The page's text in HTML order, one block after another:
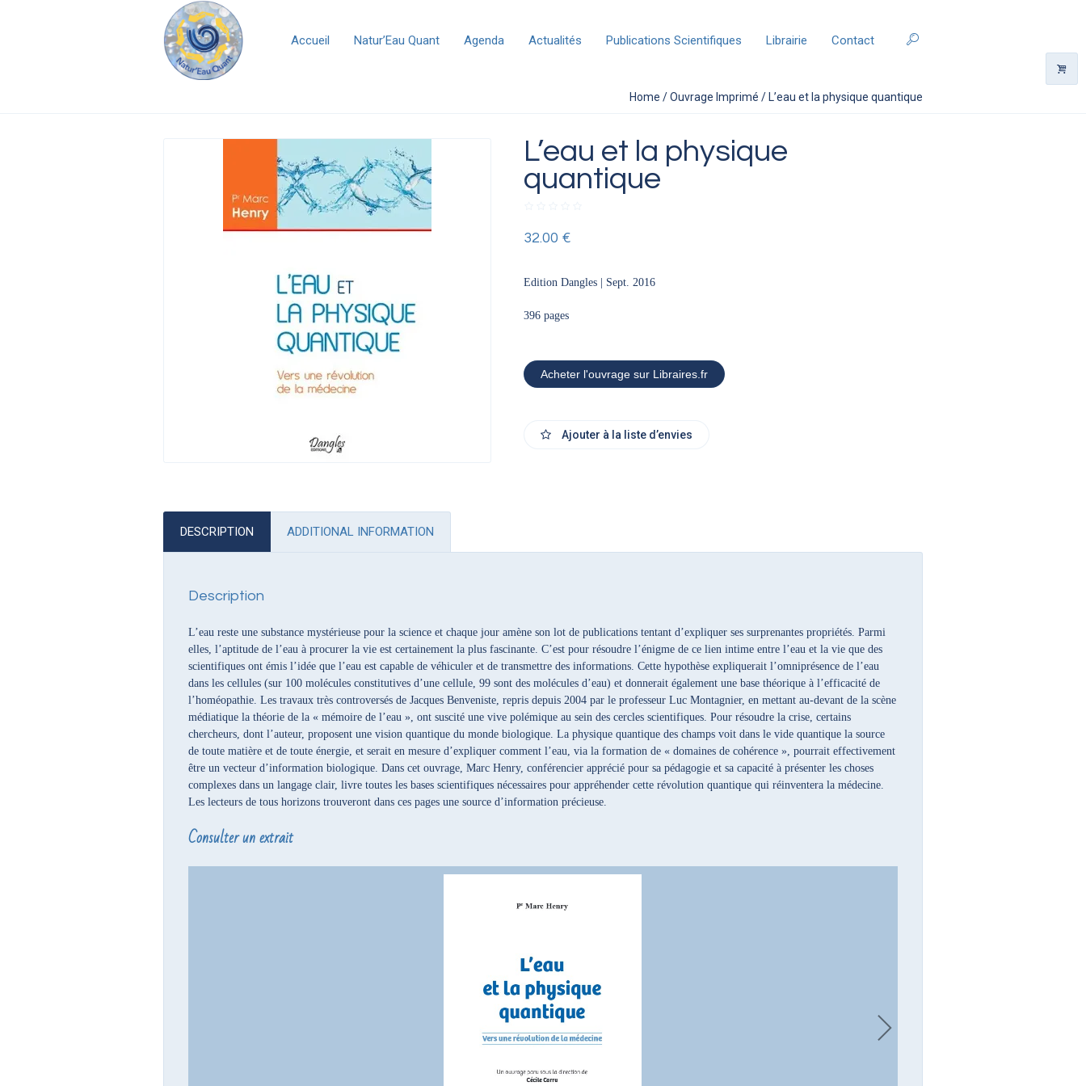
Accueil Natur’Eau Quant Agenda Actualités Publications Scientifiques Librairie Contact
Home /Ouvrage Imprimé / L’eau et la physique quantique
L’eau et la physique
quantique
32.00 €
Edition Dangles | Sept. 2016
396 pages
Acheter l'ouvrage sur Libraires.fr
Ajouter à la liste d’envies
DESCRIPTION ADDITIONAL INFORMATION
Description
L’eau reste une substance mystérieuse pour la science et chaque jour amène son lot de publications tentant d’expliquer ses surprenantes propriétés. Parmi
elles, l’aptitude de l’eau à procurer la vie est certainement la plus fascinante. C’est pour résoudre l’énigme de ce lien intime entre l’eau et la vie que des
scientifiques ont émis l’idée que l’eau est capable de véhiculer et de transmettre des informations. Cette hypothèse expliquerait l’omniprésence de l’eau
dans les cellules (sur 100 molécules constitutives d’une cellule, 99 sont des molécules d’eau) et donnerait également une base théorique à l’efficacité de
l’homéopathie. Les travaux très controversés de Jacques Benveniste, repris depuis 2004 par le professeur Luc Montagnier, en mettant au-devant de la scène
médiatique la théorie de la « mémoire de l’eau », ont suscité une vive polémique au sein des cercles scientifiques. Pour résoudre la crise, certains
chercheurs, dont l’auteur, proposent une vision quantique du monde biologique. La physique quantique des champs voit dans le vide quantique la source
de toute matière et de toute énergie, et serait en mesure d’expliquer comment l’eau, via la formation de « domaines de cohérence », pourrait effectivement
être un vecteur d’information biologique. Dans cet ouvrage, Marc Henry, conférencier apprécié pour sa pédagogie et sa capacité à présenter les choses
complexes dans un langage clair, livre toutes les bases scientifiques nécessaires pour appréhender cette révolution quantique qui réinventera la médecine.
Les lecteurs de tous horizons trouveront dans ces pages une source d’information précieuse.
Consulter un extrait